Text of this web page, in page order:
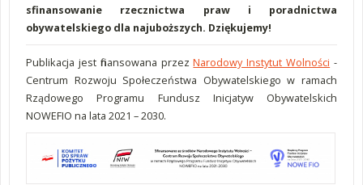
sfinansowanie rzecznictwa praw i poradnictwa
obywatelskiego dla najuboższych. Dziękujemy!
Publikacja jest finansowana przezNarodowy Instytut Wolności -
Centrum Rozwoju Społeczeństwa Obywatelskiego w ramach
Rządowego Programu Fundusz Inicjatyw Obywatelskich
NOWEFIO na lata 2021 – 2030.